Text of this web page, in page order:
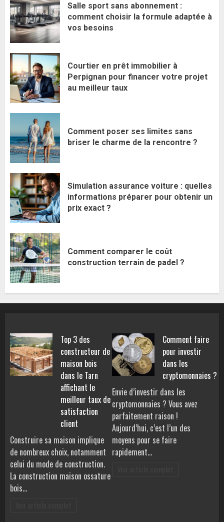
Salle sport sans abonnement :
comment choisir la formule adaptée à
vos besoins
Courtier en prêt immobilier à
Perpignan pour financer votre projet
au meilleur taux
Comment poser ses limites sans
briser le charme de la rencontre ?
Simulation assurance voiture : quelles
informations préparer pour obtenir un
prix exact ?
Comment comparer le coût
construction terrain de padel ?
Top 3 des
constructeur de
maison bois
dans le Tarn
affichant le
meilleur taux de
satisfaction
client
Construire sa maison implique
de nombreux choix, notamment
celui du mode de construction.
La construction maison ossature
bois…
Comment faire
pour investir
dans les
cryptomonnaies ?
Envie d’investir dans les
cryptomonnaies ? Vous avez
parfaitement raison !
Aujourd’hui, c’est l’un des
moyens pour se faire
rapidement…